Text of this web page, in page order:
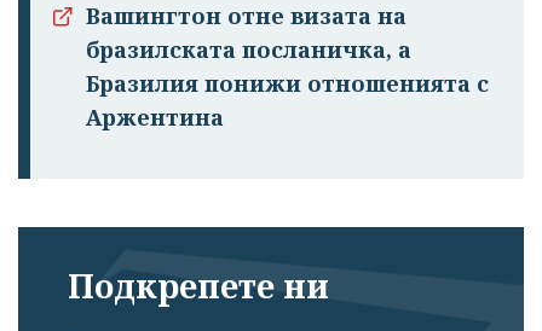
Вашингтон отне визата на
бразилската посланичка, а
Бразилия понижи отношенията с
Аржентина
Подкрепете ни